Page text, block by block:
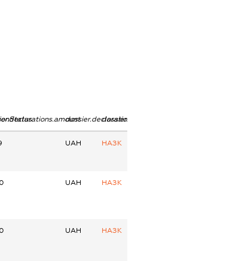
dossier.declarations.currency
dossier.declarations.source
UAH НАЗК
UAH НАЗК
UAH НАЗК